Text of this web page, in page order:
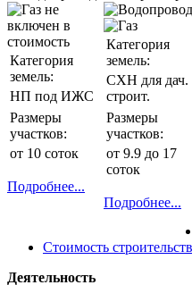
Категория
земель:
НП под ИЖС
Размеры
участков:
от 10 соток
Подробнее...
Категория
земель:
СХН для дач.
строит.
Размеры
участков:
от 9.9 до 17
соток
Подробнее...
Стоимость
Деятельность